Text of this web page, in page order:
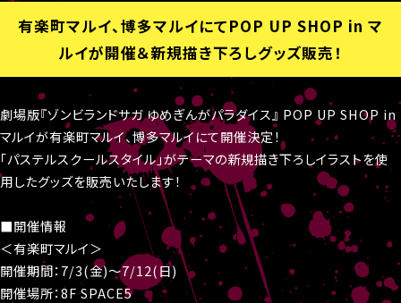
有楽町マルイ、博多マルイにてPOP UP SHOP in マ
ルイが開催＆新規描き下ろしグッズ販売！
劇場版『ゾンビランドサガ ゆめぎんがパラダイス』 POP UP SHOP in
マルイが有楽町マルイ、博多マルイにて開催決定！
「パステルスクールスタイル」がテーマの新規描き下ろしイラストを使
用したグッズを販売いたします！
■開催情報
＜有楽町マルイ＞
開催期間：7/3(金)～7/12(日)
開催場所：8F SPACE5